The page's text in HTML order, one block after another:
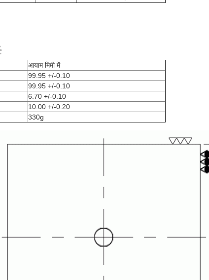
आयाम मिमी में
99.95 +/-0.10
99.95 +/-0.10
6.70 +/-0.10
10.00 +/-0.20
330g